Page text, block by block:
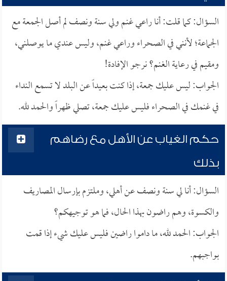
السؤال: كما قلت: أنا راعي غنم ولي سنة ونصف لم أصل الجمعة مع
الجماعة؛ لأنني في الصحراء وراعي غنم، وليس عندي ما يوصلني،
ومقيم في رعاية الغنم؟ نرجو الإفادة!
الجواب: ليس عليك جمعة، إذا كنت بعيداً عن البلد لا تسمع النداء
في غنمك في الصحراء فليس عليك جمعة، تصلي ظهراً والحمد لله.
حكم الغياب عن الأهل مع رضاهم
بذلك
السؤال: أنا لي سنة ونصف عن أهلي، وملتزم بإرسال المصاريف
والكسوة، وهم راضون بهذا الحال، فما هو توجيهكم؟
الجواب: الحمد لله، ما داموا راضين فليس عليك شيء إذا قمت
بواجبهم.